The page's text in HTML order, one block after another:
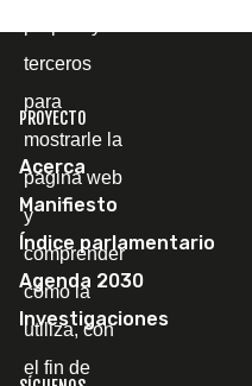
PROYECTO
Acerca
Manifiesto
Índice parlamentario
Agenda 2030
Investigaciones
terceros
para
mostrarle la
página web
y
comprender
cómo la
utiliza, con
el fin de